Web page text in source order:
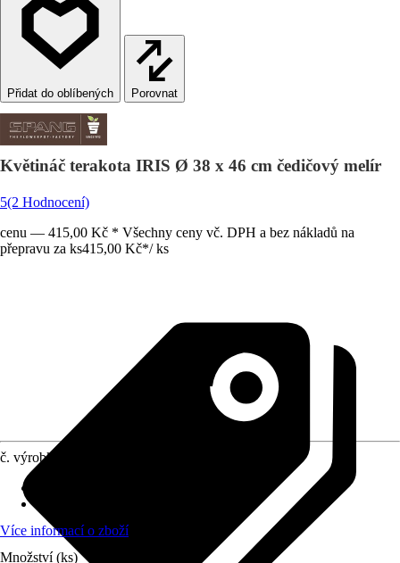
Porovnat
Květináč terakota IRIS Ø 38 x 46 cm čedičový melír
5(2 Hodnocení)
cenu — 415,00 Kč * Všechny ceny vč. DPH a bez nákladů na
přepravu za ks415,00 Kč*/ ks
č. výrobku
Více informací o zboží
Množství (ks)